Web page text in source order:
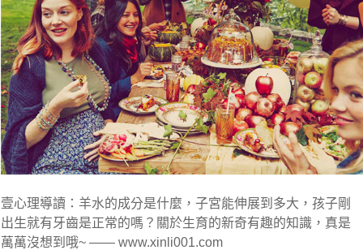
壹心理導讀：羊水的成分是什麼，子宮能伸展到多大，孩子剛
出生就有牙齒是正常的嗎？關於生育的新奇有趣的知識，真是
萬萬沒想到哦~ —— www.xinli001.com